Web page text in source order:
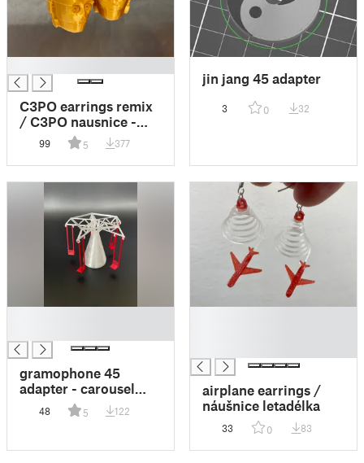
C3PO earrings remix
/ C3PO nausnice -
remix
99 5 377
jin jang 45 adapter
3 0 32
gramophone 45
adapter - carousel
with swings / 45
adapter na
s houpačkami
48 5 122
airplane earrings /
náušnice letadélka
33 0 83